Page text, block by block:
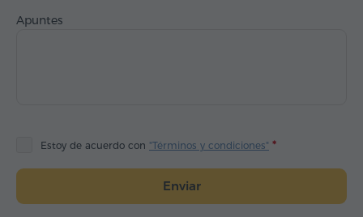
Apuntes
Estoy de acuerdo con "Términos y condiciones"
Enviar